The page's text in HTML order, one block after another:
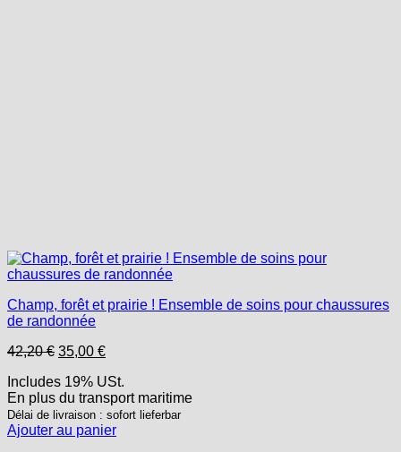
Champ, forêt et prairie ! Ensemble de soins pour chaussures
de randonnée
42,20€ Le
initial
était :
42,20 €.
35,00 €Le
actuel
est :
35,00 €.
Includes 19% USt.
En plus du transportmaritime
Délai de livraison : sofort lieferbar
Ajouter au panier